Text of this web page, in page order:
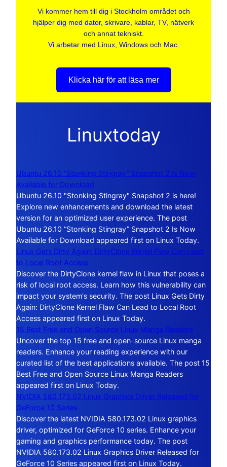
Vi kommer hem till dig i Stockholm området och
hjälper dig med dator, skrivare, kablar, TV, nätverk
och annat tekniskt.
Vi arbetar med Linux, Windows och Mac.
Klicka här för att läsa mer
Linuxtoday
Ubuntu 26.10 “Stonking Stingray” Snapshot 2 Is Now
Available for Download
Ubuntu 26.10 "Stonking Stingray" Snapshot 2 is here!
Explore new enhancements and download the latest
version for an optimized user experience. The post
Ubuntu 26.10 “Stonking Stingray” Snapshot 2 Is Now
Available for Download appeared first on Linux Today.
Linux Gets Dirty Again: DirtyClone Kernel Flaw Can Lead
to Local Root Access
Discover the DirtyClone kernel flaw in Linux that poses a
risk of local root access. Learn how this vulnerability can
impact your system's security. The post Linux Gets Dirty
Again: DirtyClone Kernel Flaw Can Lead to Local Root
Access appeared first on Linux Today.
15 Best Free and Open Source Linux Manga Readers
Uncover the top 15 free and open-source Linux manga
readers. Enhance your reading experience with our
curated list of the best applications available. The post 15
Best Free and Open Source Linux Manga Readers
appeared first on Linux Today.
NVIDIA 580.173.02 Linux Graphics Driver Released for
GeForce 10 Series
Discover the latest NVIDIA 580.173.02 Linux graphics
driver, optimized for GeForce 10 series. Enhance your
gaming and graphics performance today. The post
NVIDIA 580.173.02 Linux Graphics Driver Released for
GeForce 10 Series appeared first on Linux Today.